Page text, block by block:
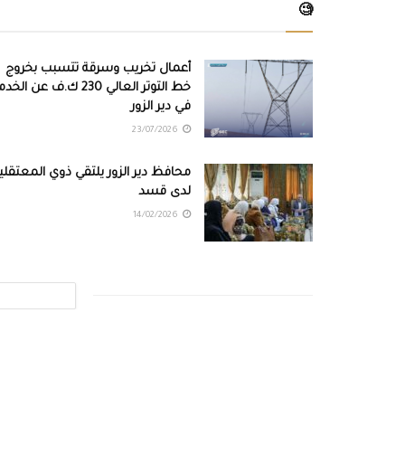
🧐
أعمال تخريب وسرقة تتسبب بخروج
خط التوتر العالي 230 ك.ف عن
في دير الزور
محافظ دير الزور يلتقي ذوي
لدى قسد